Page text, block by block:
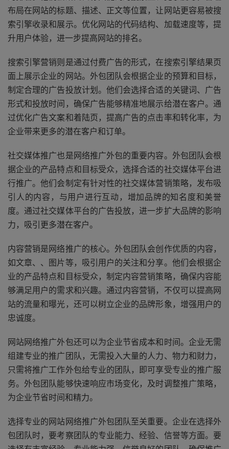
布局在网站的标题、描述、正文等位置，让网站更容易被搜
索引擎收录和展示。优化网站的代码结构、加载速度等，提
升用户体验，进一步提高网站的排名。
搜索引擎营销则是通过付费广告的形式，在搜索引擎结果页
面上展示企业的网站。外包团队会根据企业的预算和目标，
制定合理的广告投放计划。他们会选择合适的关键词、广告
形式和投放时间，确保广告能够精准地展示给潜在客户。通
过优化广告文案和着陆页，提高广告的点击率和转化率，为
企业带来更多的潜在客户和订单。
社交媒体推广也是网络推广外包的重要内容。外包团队会根
据企业的产品特点和目标受众，选择合适的社交媒体平台进
行推广。他们会制定有针对性的社交媒体营销策略，发布吸
引人的内容，与用户进行互动，增加品牌的知名度和美誉
度。通过社交媒体平台的广告投放，进一步扩大品牌的影响
力，吸引更多潜在客户。
内容营销是网络推广的核心。外包团队会创作优质的内容，
如文章、、图片等，吸引用户的关注和分享。他们会根据企
业的产品特点和目标受众，制定内容营销策略，确保内容能
够满足用户的需求和兴趣。通过内容营销，不仅可以提高网
站的流量和曝光，还可以树立企业的品牌形象，增强用户的
忠诚度。
网站网络推广外包还可以为企业节省成本和时间。企业无需
组建专业的推广团队，无需投入大量的人力、物力和财力，
只需将推广工作外包给专业的团队，即可享受专业的推广服
务。外包团队能够快速响应市场变化，及时调整推广策略，
为企业节省时间和精力。
选择专业的网站网络推广外包团队至关重要。企业在选择外
包团队时，要考察团队的专业能力、经验、信誉等方面。要